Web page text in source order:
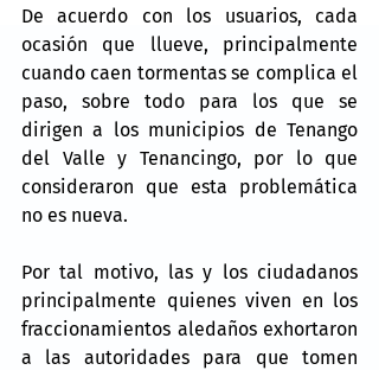
De acuerdo con los usuarios, cada
ocasión que llueve, principalmente
cuando caen tormentas se complica el
paso, sobre todo para los que se
dirigen a los municipios de Tenango
del Valle y Tenancingo, por lo que
consideraron que esta problemática
no es nueva.
Por tal motivo, las y los ciudadanos
principalmente quienes viven en los
fraccionamientos aledaños exhortaron
a las autoridades para que tomen